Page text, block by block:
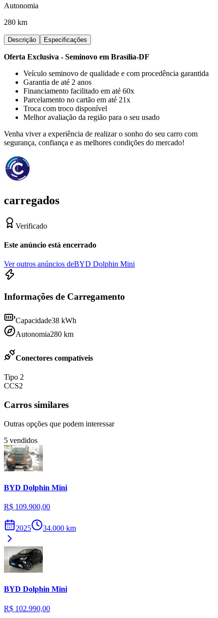
Autonomia
280 km
Descrição Especificações
Oferta Exclusiva - Seminovo em Brasília-DF
Veículo seminovo de qualidade e com procedência garantida
Garantia de até 2 anos
Financiamento facilitado em até 60x
Parcelamento no cartão em até 21x
Troca com troco disponível
Melhor avaliação da região para o seu usado
Venha viver a experiência de realizar o sonho do seu carro com
segurança, confiança e as melhores condições do mercado!
carregados
Verificado
Este anúncio está encerrado
Ver outros anúncios deBYD Dolphin Mini
Informações de Carregamento
Capacidade38 kWh
Autonomia280 km
Conectores compatíveis
Tipo 2
CCS2
Carros similares
Outras opções que podem interessar
5 vendidos
BYD Dolphin Mini
R$ 109.900,00
2025 34.000 km
BYD Dolphin Mini
R$ 102.990,00